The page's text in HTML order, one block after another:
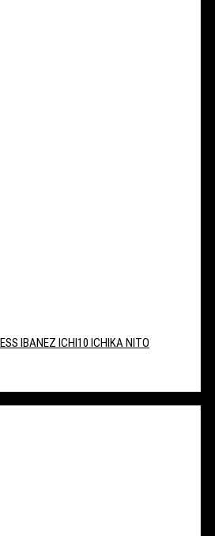
IBANEZ ICHI10 ICHIKA NITO